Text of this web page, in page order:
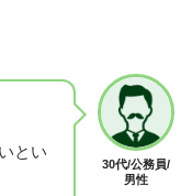
30代/公務員/
男性
とい